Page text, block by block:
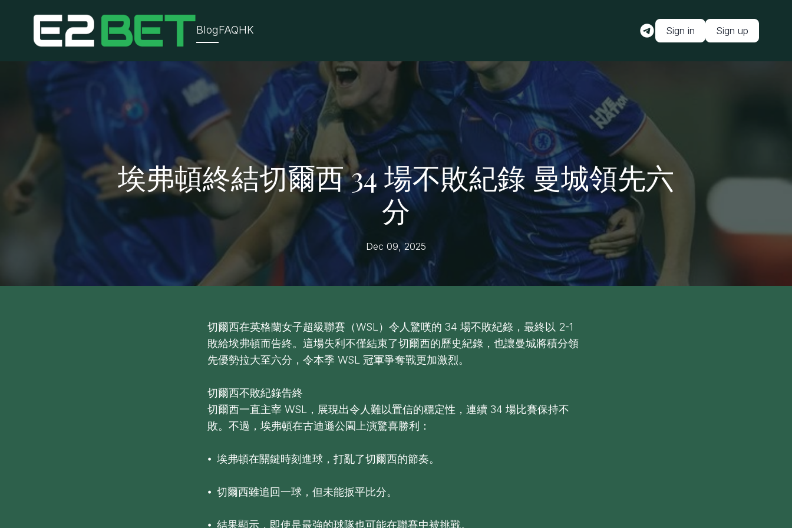
BlogFAQHK Sign in Sign up
埃弗頓終結切爾西 34 場不敗紀錄 曼城領先六
分
Dec 09, 2025
切爾西在英格蘭女子超級聯賽（WSL）令人驚嘆的 34 場不敗紀錄，最終以 2-1
敗給埃弗頓而告終。這場失利不僅結束了切爾西的歷史紀錄，也讓曼城將積分領
先優勢拉大至六分，令本季 WSL 冠軍爭奪戰更加激烈。
切爾西不敗紀錄告終
切爾西一直主宰 WSL，展現出令人難以置信的穩定性，連續 34 場比賽保持不
敗。不過，埃弗頓在古迪遜公園上演驚喜勝利：
⦁ 埃弗頓在關鍵時刻進球，打亂了切爾西的節奏。
⦁ 切爾西雖追回一球，但未能扳平比分。
⦁ 結果顯示，即使是最強的球隊也可能在聯賽中被挑戰。